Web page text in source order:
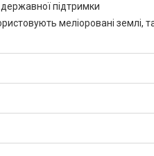
підтримки
меліоровані землі,